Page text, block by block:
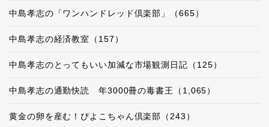
中島孝志の「ワンハンドレッド倶楽部」（665）
中島孝志の経済教室（157）
中島孝志のとってもいい加減な市場観測日記（125）
中島孝志の通勤快読 年3000冊の毒書王（1,065）
黄金の卵を産む！ぴよこちゃん倶楽部（243）